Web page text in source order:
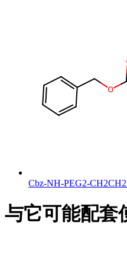
Cbz-NH-PEG2-
与它可能配套